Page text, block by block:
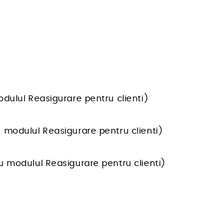
Reasigurare pentru clienti)
Reasigurare pentru clienti)
modulul Reasigurare pentru clienti)